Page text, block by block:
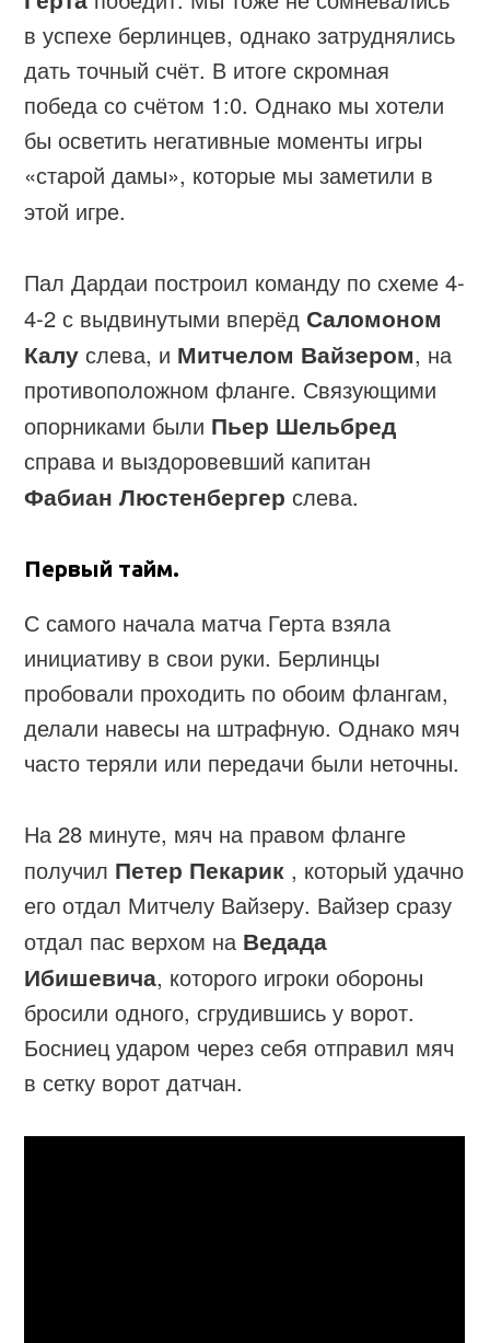
в успехе берлинцев, однако затруднялись
дать точный счёт. В итоге скромная
победа со счётом 1:0. Однако мы хотели
бы осветить негативные моменты игры
«старой дамы», которые мы заметили в
этой игре.
Пал Дардаи построил команду по схеме 4-
4-2 с выдвинутыми вперёд Саломоном
Калу слева, и Митчелом Вайзером, на
противоположном фланге. Связующими
опорниками были Пьер Шельбред
справа и выздоровевший капитан
Фабиан Люстенбергер слева.
Первый тайм.
С самого начала матча Герта взяла
инициативу в свои руки. Берлинцы
пробовали проходить по обоим флангам,
делали навесы на штрафную. Однако мяч
часто теряли или передачи были неточны.
На 28 минуте, мяч на правом фланге
получил Петер Пекарик , который удачно
его отдал Митчелу Вайзеру. Вайзер сразу
отдал пас верхом на Ведада
Ибишевича, которого игроки обороны
бросили одного, сгрудившись у ворот.
Босниец ударом через себя отправил мяч
в сетку ворот датчан.